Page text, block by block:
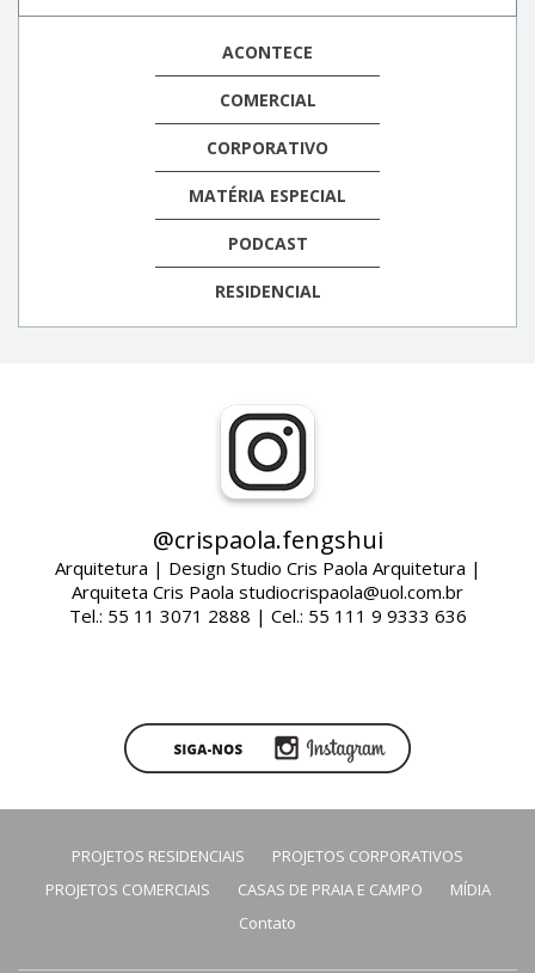
ACONTECE
COMERCIAL
CORPORATIVO
MATÉRIA ESPECIAL
PODCAST
RESIDENCIAL
@crispaola.fengshui
Arquitetura | Design Studio Cris Paola Arquitetura |
Arquiteta Cris Paola studiocrispaola@uol.com.br
Tel.: 55 11 3071 2888 | Cel.: 55 111 9 9333 636
PROJETOS RESIDENCIAIS
PROJETOS CORPORATIVOS
PROJETOS COMERCIAIS
CASAS DE PRAIA E CAMPO
MÍDIA
Contato